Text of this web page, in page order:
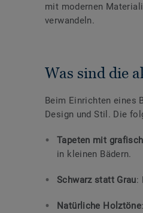
mit modernen
verwandeln.
Was sind die
Beim Einrichten eines
Design und Stil. Die
Tapeten mit
in kleinen Bädern.
Schwarz statt Grau:
Natürliche Holztöne